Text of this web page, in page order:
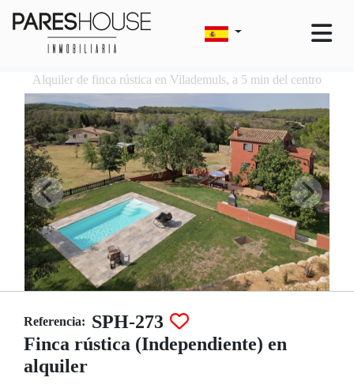
Alquiler de finca rústica en Vilademuls, a 5 min del centro
Referencia: SPH-273
Finca rústica (Independiente) en
alquiler